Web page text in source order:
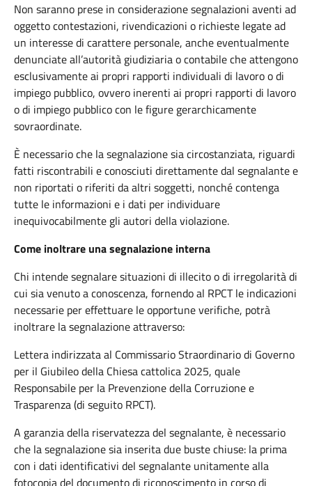
Non saranno prese in considerazione segnalazioni aventi ad
oggetto contestazioni, rivendicazioni o richieste legate ad
un interesse di carattere personale, anche eventualmente
denunciate all’autorità giudiziaria o contabile che attengono
esclusivamente ai propri rapporti individuali di lavoro o di
impiego pubblico, ovvero inerenti ai propri rapporti di lavoro
o di impiego pubblico con le figure gerarchicamente
sovraordinate.
È necessario che la segnalazione sia circostanziata, riguardi
fatti riscontrabili e conosciuti direttamente dal segnalante e
non riportati o riferiti da altri soggetti, nonché contenga
tutte le informazioni e i dati per individuare
inequivocabilmente gli autori della violazione.
Come inoltrare una segnalazione interna
Chi intende segnalare situazioni di illecito o di irregolarità di
cui sia venuto a conoscenza, fornendo al RPCT le indicazioni
necessarie per effettuare le opportune verifiche, potrà
inoltrare la segnalazione attraverso:
Lettera indirizzata al Commissario Straordinario di Governo
per il Giubileo della Chiesa cattolica 2025, quale
Responsabile per la Prevenzione della Corruzione e
Trasparenza (di seguito RPCT).
A garanzia della riservatezza del segnalante, è necessario
che la segnalazione sia inserita due buste chiuse: la prima
con i dati identificativi del segnalante unitamente alla
fotocopia del documento di riconoscimento in corso di